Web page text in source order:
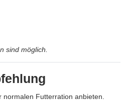
sind möglich.
normalen Futterration anbieten.